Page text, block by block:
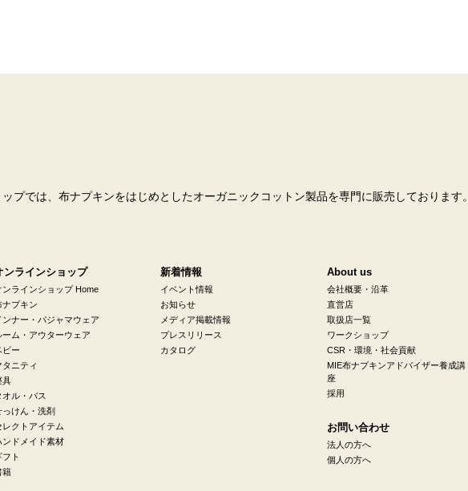
プでは、布ナプキンをはじめとしたオーガニックコットン製品を専門に販売しております。
ンラインショップ
ンラインショップ Home
ナプキン
ンナー・パジャマウェア
ーム・アウターウェア
ビー
タニティ
具
オル・バス
っけん・洗剤
レクトアイテム
ンドメイド素材
フト
籍
新着情報
イベント情報
お知らせ
メディア掲載情報
プレスリリース
カタログ
About us
会社概要・沿革
直営店
取扱店一覧
ワークショップ
CSR・環境・社会貢献
MIE布ナプキンアドバイザー養成講
座
採用
お問い合わせ
法人の方へ
個人の方へ